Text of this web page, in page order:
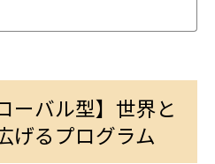
ーバル型】世界と
げるプログラム